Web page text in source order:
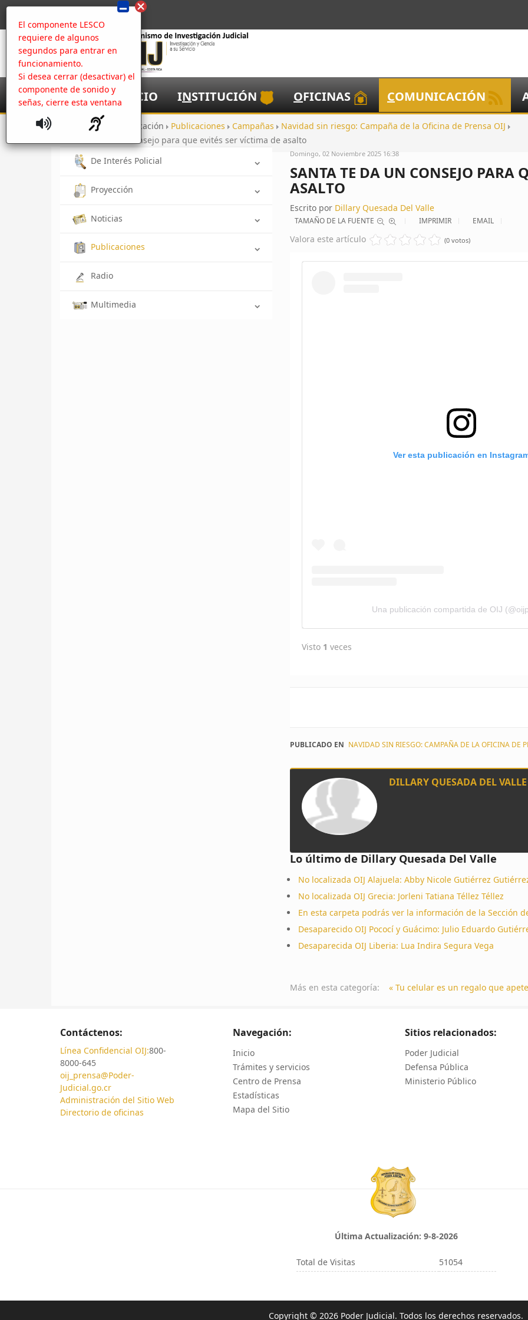
El componente LESCO
requiere de algunos
segundos para entrar en
funcionamiento.
Si desea cerrar (desactivar) el
componente de sonido y
señas, cierre esta ventana
NICIO INSTITUCIÓN OFICINAS COMUNICACIÓN
Inicio Comunicación Publicaciones Campañas
Navidad sin riesgo: Campaña de la Oficina de Prensa OIJ
Santa te da un consejo para que evités ser víctima de asalto
De Interés Policial
Proyección
Noticias
Publicaciones
Radio
Multimedia
Domingo, 02 Noviembre 2025 16:38
SANTA TE DA UN CONSEJO PARA
ASALTO
Escrito por Dillary Quesada Del Valle
TAMAÑO DE LA FUENTE IMPRIMIR EMAIL
Valora este artículo (0 votos)
Ver esta publicación en
Una publicación compartida de OIJ
Visto 1 veces
PUBLICADO EN NAVIDAD SIN RIESGO: CAMPAÑA DE LA OFICINA DE
DILLARY QUESADA DEL VALLE
Lo último de Dillary Quesada Del Valle
No localizada OIJ Alajuela: Abby Nicole Gutiérrez
No localizada OIJ Grecia: Jorleni Tatiana Téllez Téllez
En esta carpeta podrás ver la información de la Sección
Desaparecido OIJ Pococí y Guácimo: Julio Eduardo
Desaparecida OIJ Liberia: Lua Indira Segura Vega
Más en esta categoría: « Tu celular es un regalo que
Contáctenos:
Línea Confidencial OIJ:800-
8000-645
oij_prensa@Poder-
Judicial.go.cr
Administración del Sitio Web
Directorio de oficinas
Navegación:
Inicio
Trámites y servicios
Centro de Prensa
Estadísticas
Mapa del Sitio
Sitios relacionados:
Poder Judicial
Defensa Pública
Ministerio Público
Última Actualización: 9-8-2026
Total de Visitas 51054
Copyright © 2026 Poder Judicial. Todos los derechos reservados.